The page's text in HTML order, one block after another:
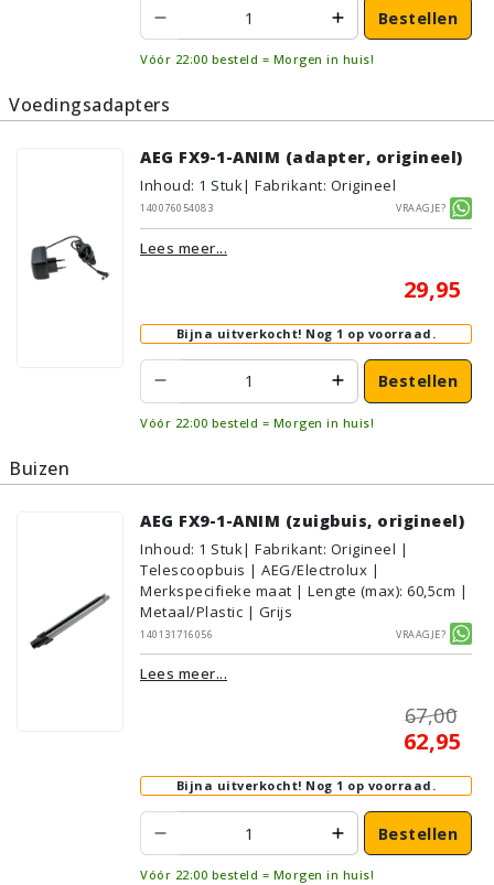
Bestellen
Vóór 22:00 besteld = Morgen in huis!
Voedingsadapters
AEG FX9-1-ANIM (adapter, origineel)
Inhoud: 1 Stuk| Fabrikant: Origineel
140076054083
Vraagje?
Lees meer...
29,95
Bijna uitverkocht! Nog 1 op voorraad.
Bestellen
Vóór 22:00 besteld = Morgen in huis!
Buizen
AEG FX9-1-ANIM (zuigbuis, origineel)
Inhoud: 1 Stuk| Fabrikant: Origineel |
Telescoopbuis | AEG/Electrolux |
Merkspecifieke maat | Lengte (max): 60,5cm |
Metaal/Plastic | Grijs
140131716056
Vraagje?
Lees meer...
67,00
62,95
Bijna uitverkocht! Nog 1 op voorraad.
Bestellen
Vóór 22:00 besteld = Morgen in huis!